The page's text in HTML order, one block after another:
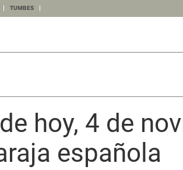
TUMBES
hoy, 4 de
española